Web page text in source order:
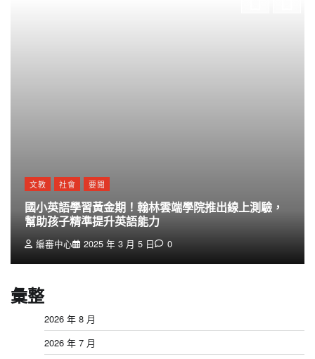
文教 社會 要聞
國小英語學習黃金期！翰林雲端學院推出線上測驗，
幫助孩子精準提升英語能力
編審中心 2025 年 3 月 5 日 0
彙整
2026 年 8 月
2026 年 7 月